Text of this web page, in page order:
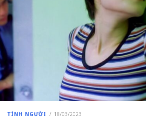
TÍNH NGƯỜI
POSTED
18/03/2023